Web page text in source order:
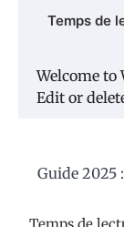
Welcome to
Edit or
de
l’article
Guide 2025